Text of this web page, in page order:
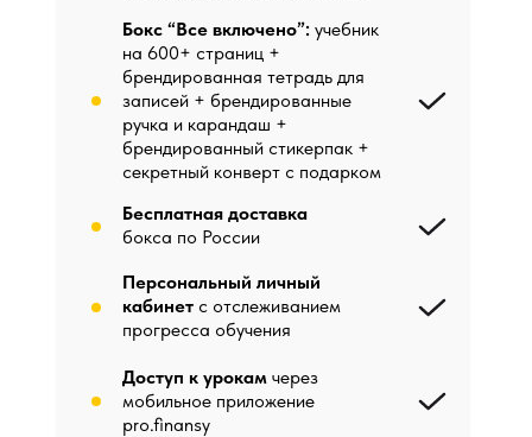
Персональный личный
кабинет с отслеживанием
прогресса обучения
Доступ к урокам через
мобильное приложение
pro.finansy
Бокс “Все включено”: учебник
на 600+ страниц +
брендированная тетрадь для
записей + брендированные
ручка и карандаш +
брендированный стикерпак +
секретный конверт с подарком
Бесплатная доставка
бокса по России